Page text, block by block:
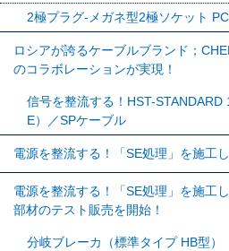
2極プラグ-メガネ型2極ソケット
ロシアが誇るケーブルブランド；
のコラボレーションが実現！
信号を整流する！HST-STANDARD
E）／SPケーブル
電源を整流する！「SE処理」を施工
電源を整流する！「SE処理」を施工
部材のテスト販売を開始！
分岐ブレーカ（標準タイプ HB型）